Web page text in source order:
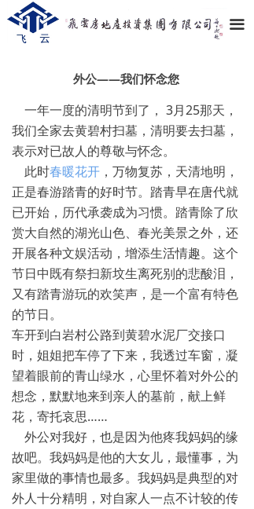
끀
外公——我们怀念您
一年一度的清明节到了， 3月25那天，
我们全家去黄碧村扫墓，清明要去扫墓，
表示对已故人的尊敬与怀念。
此时春暖花开 ，万物复苏，天清地明，
正是春游踏青的好时节。踏青早在唐代就
已开始，历代承袭成为习惯。踏青除了欣
赏大自然的湖光山色、春光美景之外，还
开展各种文娱活动，增添生活情趣。这个
节日中既有祭扫新坟生离死别的悲酸泪，
又有踏青游玩的欢笑声，是一个富有特色
的节日。
车开到白岩村公路到黄碧水泥厂交接口
时，姐姐把车停了下来，我透过车窗，凝
望着眼前的青山绿水，心里怀着对外公的
想念，默默地来到亲人的墓前，献上鲜
花，寄托哀思……
外公对我好，也是因为他疼我妈妈的缘
故吧。我妈妈是他的大女儿，最懂事，为
家里做的事情也最多。我妈妈是典型的对
外人十分精明，对自家人一点不计较的传